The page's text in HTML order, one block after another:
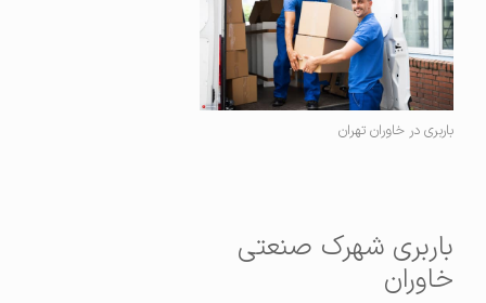
باربری در خاوران تهران
باربری شهرک صنعتی
خاوران